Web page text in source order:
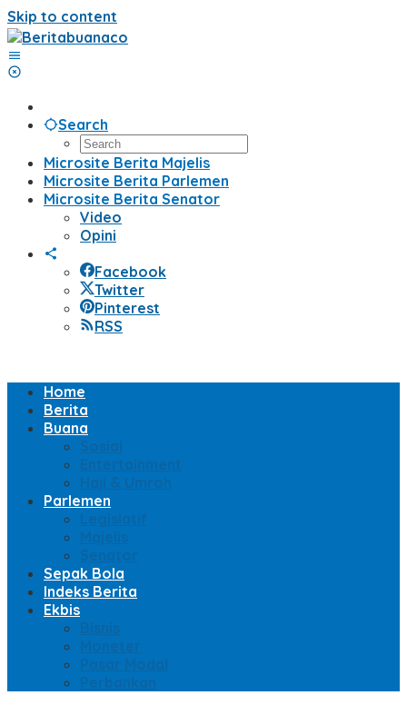
Skip to content
Search
Microsite Berita Majelis
Microsite Berita Parlemen
Microsite Berita Senator
Video
Opini
Facebook
Twitter
Pinterest
RSS
Home
Berita
Buana
Sosial
Entertainment
Haji & Umroh
Parlemen
Legislatif
Majelis
Senator
Sepak Bola
Indeks Berita
Ekbis
Bisnis
Moneter
Pasar Modal
Perbankan